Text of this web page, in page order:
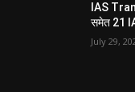
IAS
समेत 21
July 29,